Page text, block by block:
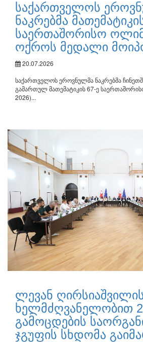
საქართველოს
ნაკრებმა
საერთაშორისო
ოქროს მედალი
20.07.2026
საქართველოს ეროვნულმა ნაკრებმა
გამართულ მათემატიკის 67-ე
2026)...
ლევან
ხელმძღვანელობით
გამოცდების
ჯგუფის სხდომა